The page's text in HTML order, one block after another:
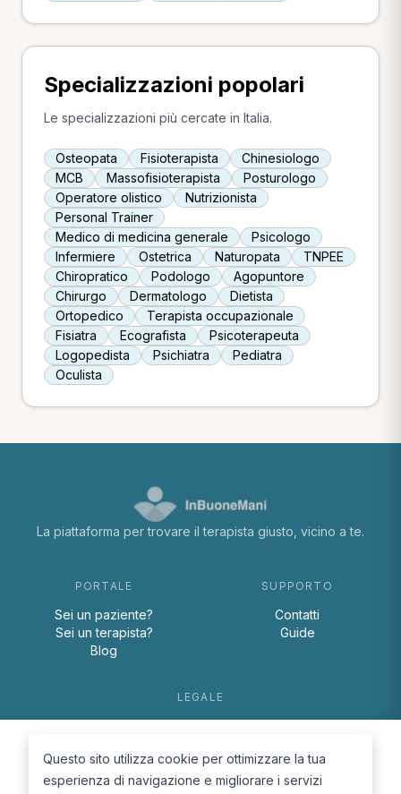
Specializzazioni popolari
Le specializzazioni più cercate in Italia.
Osteopata Fisioterapista
Chinesiologo
MCB
Massofisioterapista
Posturologo
Operatore olistico
Nutrizionista
Personal Trainer
Medico di medicina generale
Psicologo
Infermiere
Ostetrica Naturopata
TNPEE
Chiropratico
Podologo
Agopuntore
Chirurgo
Dermatologo
Dietista
Ortopedico
Terapista occupazionale
Fisiatra
Ecografista
Psicoterapeuta
Logopedista
Psichiatra
Pediatra
Oculista
La piattaforma per trovare il terapista giusto, vicino a te.
PORTALE
Sei un paziente?
Sei un terapista?
Blog
SUPPORTO
Contatti
Guide
LEGALE
Cookie Policy
Questo sito utilizza cookie per ottimizzare la tua
esperienza di navigazione e migliorare i servizi